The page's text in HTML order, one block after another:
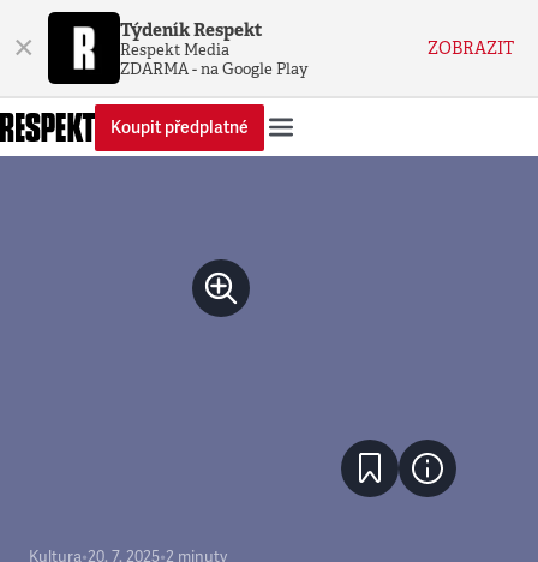
× Týdeník Respekt
Respekt Media
ZDARMA - na Google Play
ZOBRAZIT
Koupit předplatné
Kultura•20. 7. 2025•2 minuty